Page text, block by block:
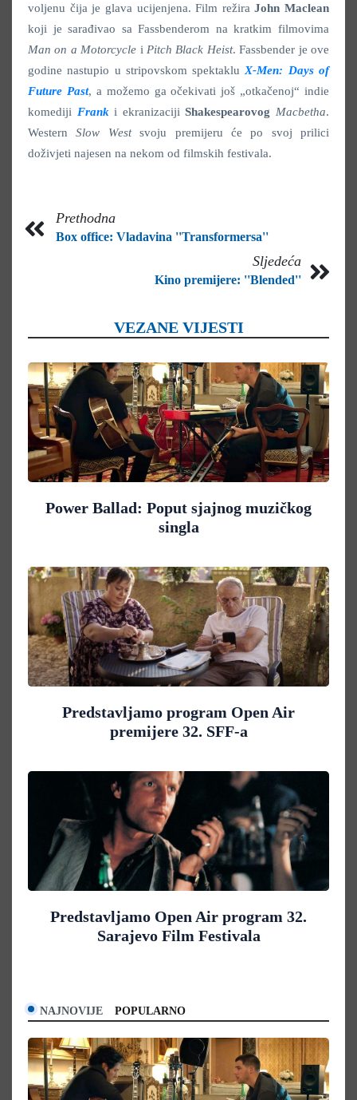
voljenu čija je glava ucijenjena. Film režiraJohn Maclean
koji je sarađivao sa Fassbenderom na kratkim filmovima
Man on a Motorcycle i Pitch Black Heist. Fassbender je ove
godine nastupio u stripovskom spektaklu X-Men: Days of
Future Past, a možemo ga očekivati još „otkačenoj“ indie
komediji Franki ekranizacijiShakespearovog Macbetha.
WesternSlow Westsvoju premijeru će po svoj prilici
doživjeti najesen na nekom od filmskih festivala.
Prethodna
Box office: Vladavina ''Transformersa''
Sljedeća
Kino premijere: ''Blended''
VEZANE VIJESTI
Power Ballad: Poput sjajnog muzičkog
singla
Predstavljamo program Open Air
premijere 32. SFF-a
Predstavljamo Open Air program 32.
Sarajevo Film Festivala
NAJNOVIJE POPULARNO